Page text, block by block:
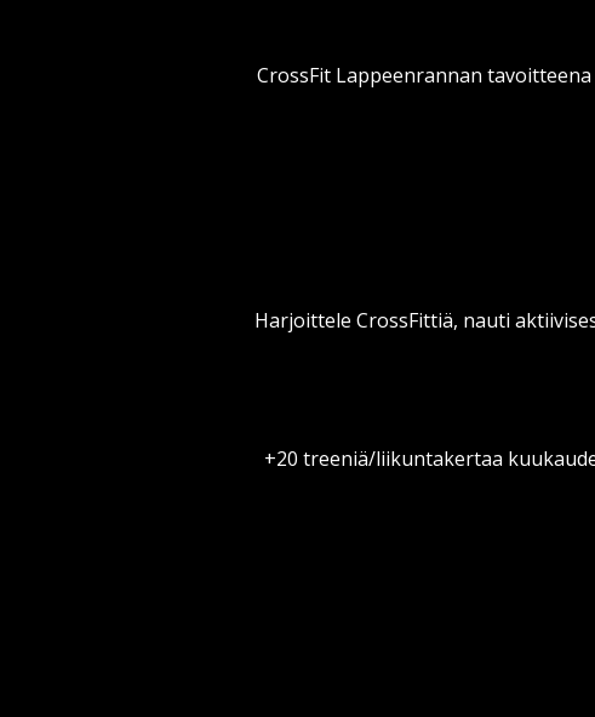
CrossFit Lappeenrannan
Harjoittele CrossFittiä, nauti
+20 treeniä/liikuntakertaa